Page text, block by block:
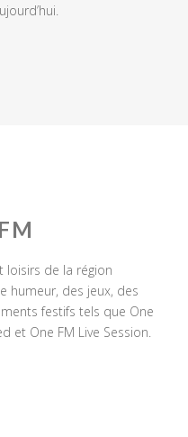
loisirs de la région
humeur, des jeux, des
festifs tels que One
et One FM Live Session.